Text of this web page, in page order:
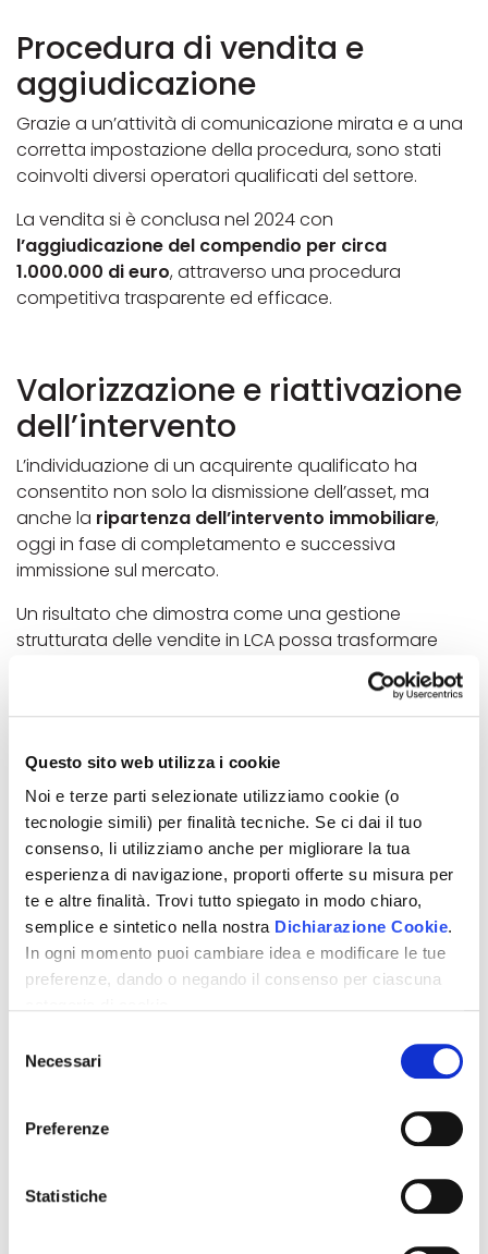
Questo sito web utilizza i cookie
Noi e terze parti selezionate utilizziamo cookie (o
tecnologie simili) per finalità tecniche. Se ci dai il tuo
consenso, li utilizziamo anche per migliorare la tua
esperienza di navigazione, proporti offerte su misura per
te e altre finalità. Trovi tutto spiegato in modo chiaro,
semplice e sintetico nella nostra Dichiarazione Cookie.
In ogni momento puoi cambiare idea e modificare le tue
preferenze, dando o negando il consenso per ciascuna
chiaro, semplice e sintetico, vai a vedere la nostra
"Accetto tutti i cookie"se
vuoi dare il tuo consenso, altrimenti spunta le categorie e
"Accetta selezionati"
banner non esprimi alcuna scelta e ti chiederemo di
delNecessari
Preferenze
Statistiche
Procedura di vendita e
aggiudicazione
Grazie a un’attività di comunicazione mirata e a una
corretta impostazione della procedura, sono stati
coinvolti diversi operatori qualificati del settore.
La vendita si è conclusa nel 2024 con
l’aggiudicazione del compendio per circa
1.000.000 di euro, attraverso una procedura
competitiva trasparente ed efficace.
Valorizzazione e riattivazione
dell’intervento
L’individuazione di un acquirente qualificato ha
consentito non solo la dismissione dell’asset, ma
anche la ripartenza dell’intervento immobiliare,
oggi in fase di completamento e successiva
immissione sul mercato.
Un risultato che dimostra come una gestione
strutturata delle vendite in LCA possa trasformare
opportunità concrete di rilancio
ASTE33: esperienza nelle
vendite da liquidazione
Le liquidazioni coatte amministrative richiedono
competenze specifiche e capacità di operare in
sinergia con il Commissario Liquidatore e nel rispetto
delle linee ministeriali.
ASTE33 supporta i professionisti nella gestione
dellevendite competitive, offrendo un approccio
• efficienza
• massimizzazione del valore